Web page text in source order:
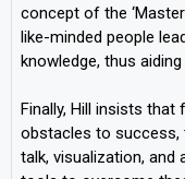
concept of the
like-minded people
knowledge, thus
Finally, Hill insists that
obstacles to
talk, visualization,